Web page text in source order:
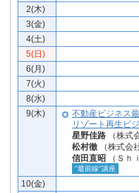
2(木)
3(金)
4(土)
5(日)
6(月)
7(火)
8(水)
9(木)
不動産ビジネス
リゾート再生ビ
星野佳路 （株式
松村徹 （株式会
信田直昭 （Ｓｈ
"最前線"講座
10(金)